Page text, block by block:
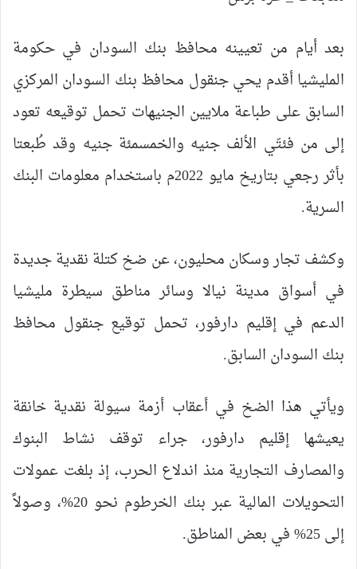
بعد أيام من تعيينه محافظ بنك السودان في حكومة
المليشيا أقدم يحي جنقول محافظ بنك السودان المركزي
السابق على طباعة ملايين الجنيهات تحمل توقيعه تعود
إلى من فئتَي الألف جنيه والخمسمئة جنيه وقد طُبعتا
بأثر رجعي بتاريخ مايو 2022م باستخدام معلومات البنك
السرية.
وكشف تجار وسكان محليون، عن ضخ كتلة نقدية جديدة
في أسواق مدينة نيالا وسائر مناطق سيطرة مليشيا
الدعم في إقليم دارفور، تحمل توقيع جنقول محافظ
بنك السودان السابق.
ويأتي هذا الضخ في أعقاب أزمة سيولة نقدية خانقة
يعيشها إقليم دارفور، جراء توقف نشاط البنوك
والمصارف التجارية منذ اندلاع الحرب، إذ بلغت عمولات
التحويلات المالية عبر بنك الخرطوم نحو 20%، وصولاً
إلى 25% في بعض المناطق.